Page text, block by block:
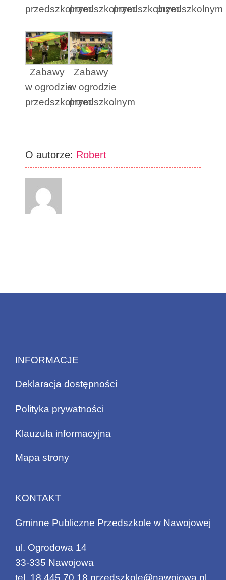
przedszkolnymprzedszkolnymprzedszkolnymprzedszkolnym
Zabawy
w ogrodzie
przedszkolnym
Zabawy
w ogrodzie
przedszkolnym
O autorze: Robert
INFORMACJE
Deklaracja dostępności
Polityka prywatności
Klauzula informacyjna
Mapa strony
KONTAKT
Gminne Publiczne Przedszkole w Nawojowej
ul. Ogrodowa 14
33-335 Nawojowa
tel. 18 445 70 18 przedszkole@nawojowa.pl